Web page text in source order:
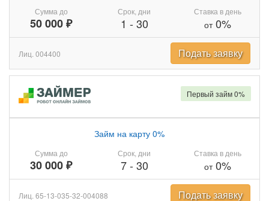
Сумма до
50 000 ₽
Срок, дни
1 - 30
Ставка в день
от0%
Лиц. 004400 Подать заявку
Сумма до
30 000 ₽
Займ на карту 0%
Срок, дни
7- 30
Ставка в день
от0%
Первый займ 0%
Лиц. 65-13-035-32-004088 Подать заявку